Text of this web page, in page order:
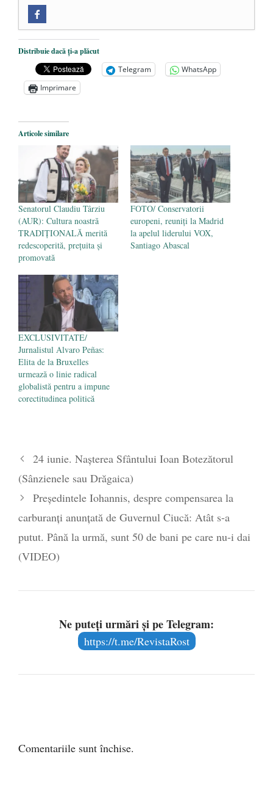
Mănăstirea „Sfânta Ana” Rohia. Părintele
Nicolae Steinhardt, comemorat la 102 ani
de la naștere - 29 iulie 2024
„Carnea cultivată” în laborator, tot mai
comercializare în UE
Părintele mărturisitor Constantin
Voicescu, pomenit, duminică, la
Mănăstirea Cernica - 27 iulie 2024
Distribuie dacă ți-a plăcut
Telegram
WhatsApp
Imprimare
Articole similare
Senatorul Claudiu Târziu
(AUR): Cultura noastră
TRADIȚIONALĂ merită
redescoperită, prețuita și
promovată
FOTO/ Conservatorii
europeni, reuniți la Madrid
la apelul liderului VOX,
Santiago Abascal
EXCLUSIVITATE/
Jurnalistul Alvaro Peñas:
Elita de la Bruxelles
urmează o linie radical
globalistă pentru a impune
corectitudinea politică
24 iunie. Nașterea Sfântului Ioan Botezătorul
(Sânzienele sau Drăgaica)
Președintele Iohannis, despre compensarea la
carburanți anunțată de Guvernul Ciucă: Atât s-a
putut. Până la urmă, sunt 50 de bani pe care nu-i dai
(VIDEO)
Ne puteți urmări și pe Telegram:
https://t.me/RevistaRost
Comentariile sunt închise.